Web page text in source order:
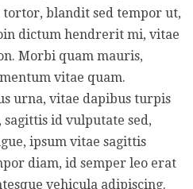
tortor, blandit sed tempor ut,
dictum hendrerit mi, vitae
Morbi quam mauris,
vitae quam.
urna, vitae dapibus turpis
id vulputate sed,
ipsum vitae sagittis
diam, id semper leo erat
vehicula adipiscing.